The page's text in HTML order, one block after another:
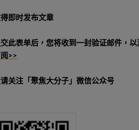
即时发布文章
此表单后，您将收到一封验证邮件，以
>>
关注「聚焦大分子」微信公众号